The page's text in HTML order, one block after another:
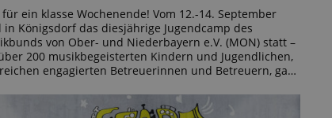
für ein klasse Wochenende! Vom 12.-14. September
in Königsdorf das diesjährige Jugendcamp des
von Ober- und Niederbayern e.V. (MON) statt –
200 musikbegeisterten Kindern und Jugendlichen,
engagierten Betreuerinnen und Betreuern, ganz
Menge Musik. Da waren zum Beispiel das Konzert der